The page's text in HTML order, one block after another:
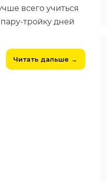
всего учиться
тройку дней
Читать дальше →